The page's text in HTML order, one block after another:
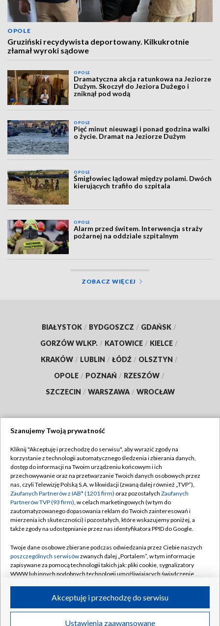
OPOLE
Gruziński recydywista deportowany. Kilkukrotnie
złamał wyroki sądowe
OPOLE
Dramatyczna akcja ratunkowa na Jeziorze
Dużym. Skoczył do Jeziora Dużego i
zniknął pod wodą
OPOLE
Pięć minut nieuwagi i ponad godzina walki
o życie. Dramat na Jeziorze Dużym
OPOLE
Śmigłowiec lądował między polami. Dwóch
kierujących trafiło do szpitala
OPOLE
Alarm przed świtem. Interwencja straży
pożarnej na oddziale szpitalnym
ZOBACZ WIĘCEJ
BIAŁYSTOK / BYDGOSZCZ / GDAŃSK /
GORZÓW WLKP. / KATOWICE / KIELCE /
KRAKÓW / LUBLIN / ŁÓDŹ / OLSZTYN /
OPOLE / POZNAŃ / RZESZÓW /
SZCZECIN / WARSZAWA / WROCŁAW
TVP
Abonament TVP
Emisja w TVP
Centrum informacji TVP
Naziemna Telewizja Cyfrowa
Rada Programowa
System NOS
Informacje o nadawcy
Program dla prasy
Regulamin TVP
Polityka prywatności
Moje zgody
Pomoc
Kontakt
Kanały
©2026 Telewizja Polska S.A. w likwidacji
Szanujemy Twoją prywatność
Kliknij "Akceptuję i przechodzę do serwisu", aby wyrazić zgody na
korzystanie z technologii automatycznego śledzenia i zbierania danych,
dostęp do informacji na Twoim urządzeniu końcowym i ich
przechowywanie oraz na przetwarzanie Twoich danych osobowych przez
nas, czyli Telewizję Polską S.A. w likwidacji (zwaną dalej również „TVP”),
Zaufanych Partnerów z IAB* (1201 firm) oraz pozostałych Zaufanych
Partnerów TVP (93 firm), w celach marketingowych (w tym do
zautomatyzowanego dopasowania reklam do Twoich zainteresowań i
mierzenia ich skuteczności) i pozostałych, które wskazujemy poniżej, a
także zgody na udostępnianie przez nas identyfikatora PPID do Google.
Twoje dane osobowe zbierane podczas odwiedzania przez Ciebie naszych
poszczególnych serwisówzwanych dalej „Portalem”, w tym informacje
zapisywane za pomocą technologii takich jak: pliki cookie, sygnalizatory
WWW lub innych podobnych technologii umożliwiających świadczenie
ruchu w Internecie.
Twoje dane osobowe zbierane podczas odwiedzania przez Ciebie
Ustawienia zaawansowane
Akceptuję i przechodzę do serwisu